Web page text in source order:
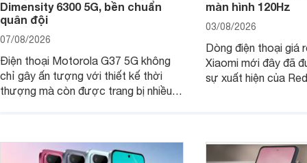
Dimensity 6300 5G, bền chuẩn
quân đội
07/08/2026
Điện thoại Motorola G37 5G không
chỉ gây ấn tượng với thiết kế thời
thượng mà còn được trang bị nhiều
màn hình 120Hz
03/08/2026
Dòng điện thoại giá
Xiaomi mới đây đã
sự xuất hiện của